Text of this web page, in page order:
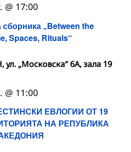
„Between the
Spaces, Rituals“
@ 17:00
„Московска“ 6А, зала 19
ЕВЛОГИИ ОТ 19
НА РЕПУБЛИКА
@ 11:00